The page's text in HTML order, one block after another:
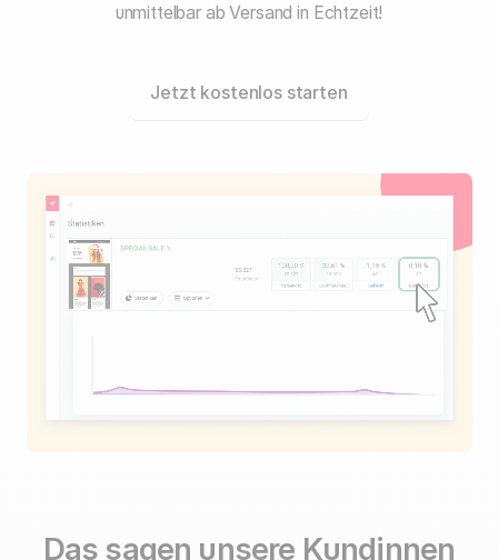
unmittelbar ab Versand in Echtzeit!
Jetzt kostenlos starten
Das sagen unsere Kundinnen